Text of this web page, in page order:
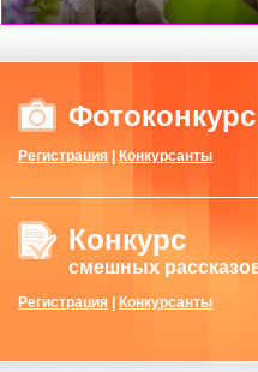
Фотоконкурс
Регистрация Конкурсанты
Конкурс
смешных
Регистрация Конкурсанты